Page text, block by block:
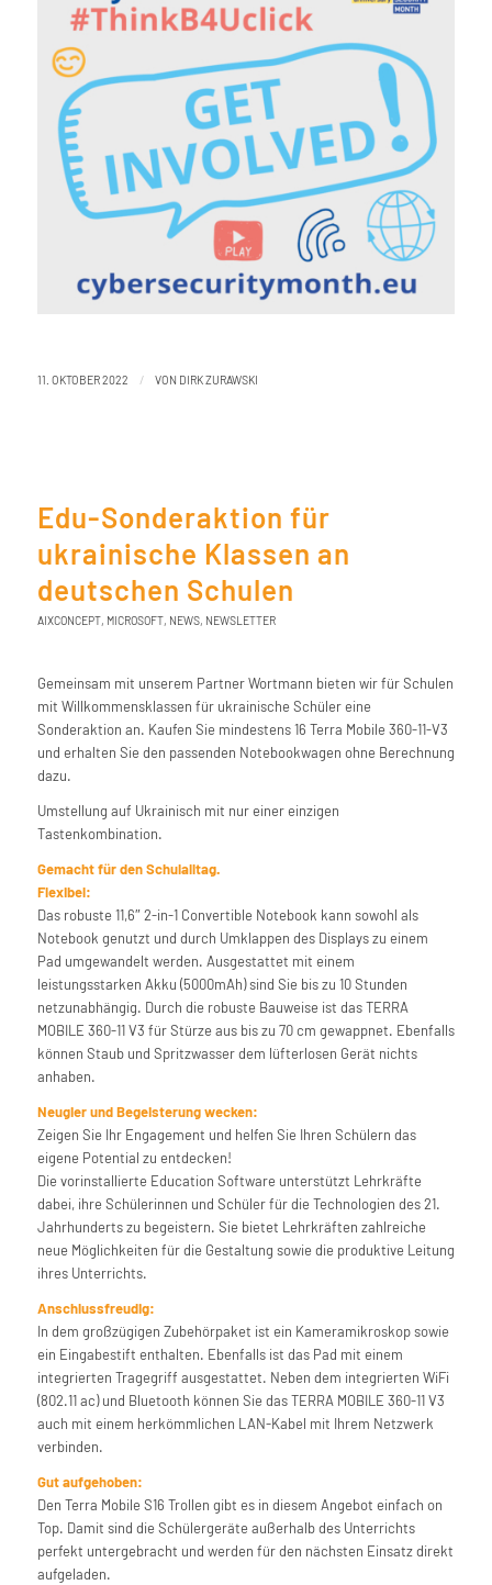
11. OKTOBER 2022 / VON DIRK ZURAWSKI
Edu-Sonderaktion für
ukrainische Klassen an
deutschen Schulen
AIXCONCEPT, MICROSOFT, NEWS, NEWSLETTER
Gemeinsam mit unserem Partner Wortmann bieten wir für Schulen
mit Willkommensklassen für ukrainische Schüler eine
Sonderaktion an. Kaufen Sie mindestens 16 Terra Mobile 360-11-V3
und erhalten Sie den passenden Notebookwagen ohne Berechnung
dazu.
Umstellung auf Ukrainisch mit nur einer einzigen
Tastenkombination.
Gemacht für den Schulalltag.
Flexibel:
Das robuste 11,6″ 2-in-1 Convertible Notebook kann sowohl als
Notebook genutzt und durch Umklappen des Displays zu einem
Pad umgewandelt werden. Ausgestattet mit einem
leistungsstarken Akku (5000mAh) sind Sie bis zu 10 Stunden
netzunabhängig. Durch die robuste Bauweise ist das TERRA
MOBILE 360-11 V3 für Stürze aus bis zu 70 cm gewappnet. Ebenfalls
können Staub und Spritzwasser dem lüfterlosen Gerät nichts
anhaben.
Neugier und Begeisterung wecken:
Zeigen Sie Ihr Engagement und helfen Sie Ihren Schülern das
eigene Potential zu entdecken!
Die vorinstallierte Education Software unterstützt Lehrkräfte
dabei, ihre Schülerinnen und Schüler für die Technologien des 21.
Jahrhunderts zu begeistern. Sie bietet Lehrkräften zahlreiche
neue Möglichkeiten für die Gestaltung sowie die produktive Leitung
ihres Unterrichts.
Anschlussfreudig:
In dem großzügigen Zubehörpaket ist ein Kameramikroskop sowie
ein Eingabestift enthalten. Ebenfalls ist das Pad mit einem
integrierten Tragegriff ausgestattet. Neben dem integrierten WiFi
(802.11 ac) und Bluetooth können Sie das TERRA MOBILE 360-11 V3
auch mit einem herkömmlichen LAN-Kabel mit Ihrem Netzwerk
verbinden.
Gut aufgehoben:
Den Terra Mobile S16 Trollen gibt es in diesem Angebot einfach on
Top. Damit sind die Schülergeräte außerhalb des Unterrichts
perfekt untergebracht und werden für den nächsten Einsatz direkt
aufgeladen.